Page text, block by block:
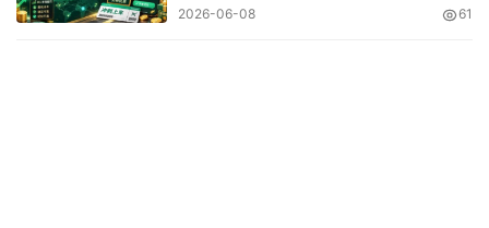
2026-06-08 61